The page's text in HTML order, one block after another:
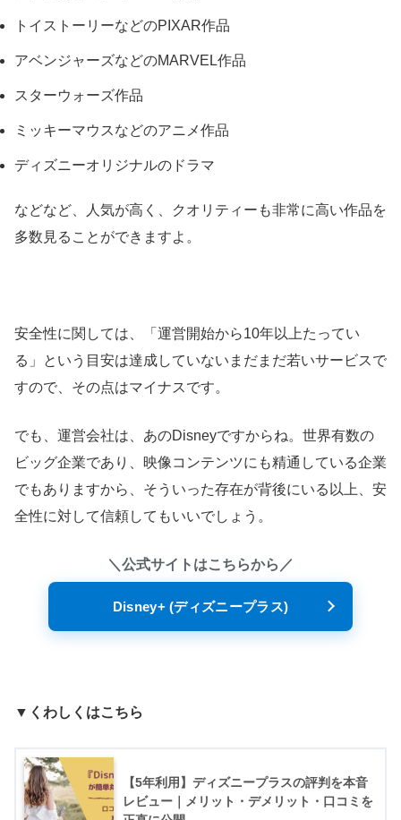
トイストーリーなどのPIXAR作品
アベンジャーズなどのMARVEL作品
スターウォーズ作品
ミッキーマウスなどのアニメ作品
ディズニーオリジナルのドラマ
などなど、人気が高く、クオリティーも非常に高い作品を
多数見ることができますよ。
安全性に関しては、「運営開始から10年以上たってい
る」という目安は達成していないまだまだ若いサービスで
すので、その点はマイナスです。
でも、運営会社は、あのDisneyですからね。世界有数の
ビッグ企業であり、映像コンテンツにも精通している企業
でもありますから、そういった存在が背後にいる以上、安
全性に対して信頼してもいいでしょう。
＼公式サイトはこちらから／
Disney+ (ディズニープラス)
▼くわしくはこちら
【5年利用】ディズニープラスの評判を本音
レビュー｜メリット・デメリット・口コミを